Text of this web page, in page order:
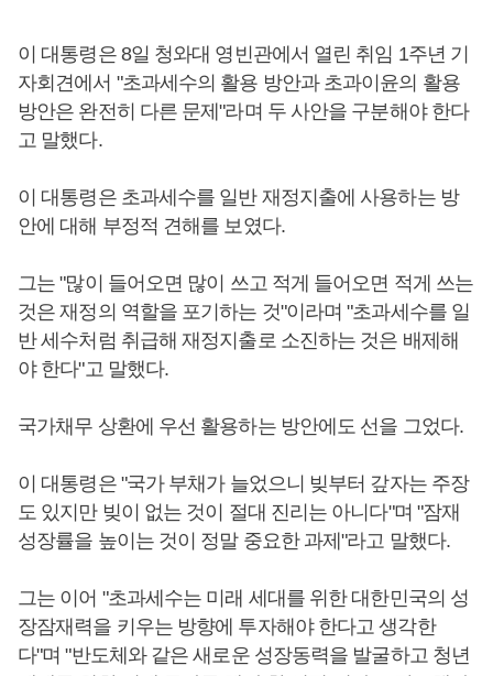
이 대통령은 8일 청와대 영빈관에서 열린 취임 1주년 기
자회견에서 "초과세수의 활용 방안과 초과이윤의 활용
방안은 완전히 다른 문제"라며 두 사안을 구분해야 한다
고 말했다.
이 대통령은 초과세수를 일반 재정지출에 사용하는 방
안에 대해 부정적 견해를 보였다.
그는 "많이 들어오면 많이 쓰고 적게 들어오면 적게 쓰는
것은 재정의 역할을 포기하는 것"이라며 "초과세수를 일
반 세수처럼 취급해 재정지출로 소진하는 것은 배제해
야 한다"고 말했다.
국가채무 상환에 우선 활용하는 방안에도 선을 그었다.
이 대통령은 "국가 부채가 늘었으니 빚부터 갚자는 주장
도 있지만 빚이 없는 것이 절대 진리는 아니다"며 "잠재
성장률을 높이는 것이 정말 중요한 과제"라고 말했다.
그는 이어 "초과세수는 미래 세대를 위한 대한민국의 성
장잠재력을 키우는 방향에 투자해야 한다고 생각한
다"며 "반도체와 같은 새로운 성장동력을 발굴하고 청년